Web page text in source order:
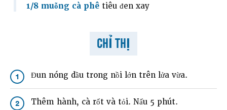
1/8 muỗng cà phê tiêu đen xay
CHỈ THỊ
1 Đun nóng dầu trong nồi lớn trên lửa vừa.
2 Thêm hành, cà rốt và tỏi. Nấu 5 phút.